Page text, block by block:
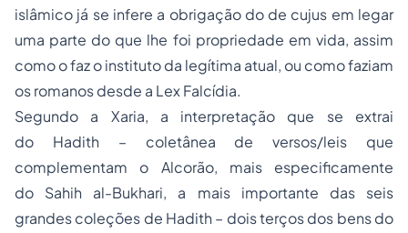
islâmico já se infere a obrigação do de cujus em legar
uma parte do que lhe foi propriedade em vida, assim
como o faz o instituto da legítima atual, ou como faziam
os romanos desde a Lex Falcídia.
Segundo a Xaria, a interpretação que se extrai
do Hadith – coletânea de versos/leis que
complementam o Alcorão, mais especificamente
do Sahih al-Bukhari, a mais importante das seis
grandes coleções de Hadith – dois terços dos bens do